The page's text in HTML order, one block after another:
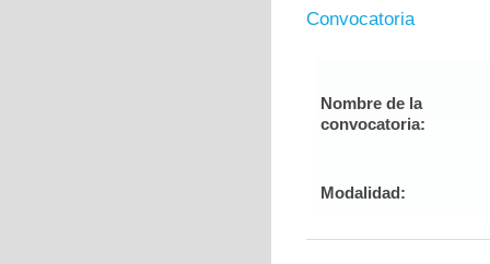
Convocatoria
Nombre de la
convocatoria:
Modalidad: